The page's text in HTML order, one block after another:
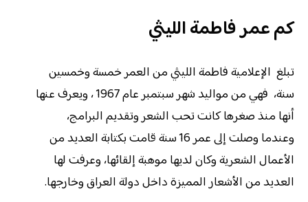
كم عمر فاطمة الليثي
تبلغ الإعلامية فاطمة الليثي من العمر خمسة وخمسين
سنة، فهي من مواليد شهر سبتمبر عام 1967 ، ويعرف عنها
أنها منذ صغرها كانت تحب الشعر وتقديم البرامج،
وعندما وصلت إلى عمر 16 سنة قامت بكتابة العديد من
الأعمال الشعرية وكان لديها موهبة إلقائها، وعرفت لها
العديد من الأشعار المميزة داخل دولة العراق وخارجها.